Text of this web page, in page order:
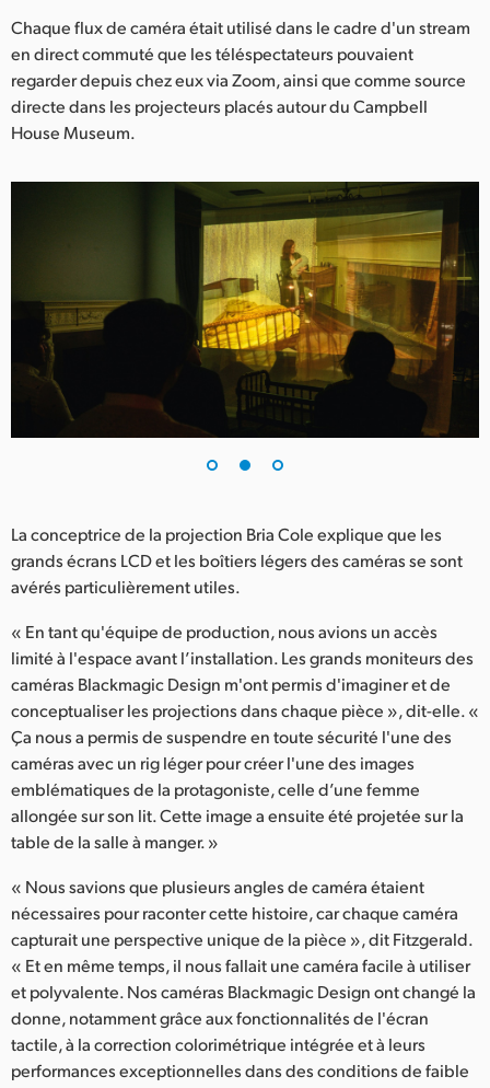
Chaque flux de caméra était utilisé dans le cadre d'un stream
en direct commuté que les téléspectateurs pouvaient
regarder depuis chez eux via Zoom, ainsi que comme source
directe dans les projecteurs placés autour du Campbell
House Museum.
La conceptrice de la projection Bria Cole explique que les
grands écrans LCD et les boîtiers légers des caméras se sont
avérés particulièrement utiles.
« En tant qu'équipe de production, nous avions un accès
limité à l'espace avant l’installation. Les grands moniteurs des
caméras Blackmagic Design m'ont permis d'imaginer et de
conceptualiser les projections dans chaque pièce », dit-elle. «
Ça nous a permis de suspendre en toute sécurité l'une des
caméras avec un rig léger pour créer l'une des images
emblématiques de la protagoniste, celle d’une femme
allongée sur son lit. Cette image a ensuite été projetée sur la
table de la salle à manger. »
« Nous savions que plusieurs angles de caméra étaient
nécessaires pour raconter cette histoire, car chaque caméra
capturait une perspective unique de la pièce », dit Fitzgerald.
« Et en même temps, il nous fallait une caméra facile à utiliser
et polyvalente. Nos caméras Blackmagic Design ont changé la
donne, notamment grâce aux fonctionnalités de l'écran
tactile, à la correction colorimétrique intégrée et à leurs
performances exceptionnelles dans des conditions de faible